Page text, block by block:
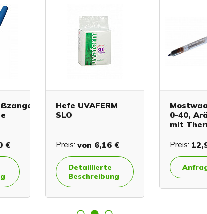
€
Hefe UVAFERM
SLO
Preis: von 6,16 €
Detaillierte
Beschreibung
0-40,
mit
Preis: